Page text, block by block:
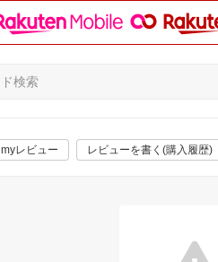
myレビュー レビューを書く(購入履歴)